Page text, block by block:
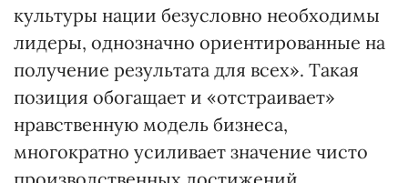
культуры нации безусловно необходимы
лидеры, однозначно ориентированные на
получение результата для всех». Такая
позиция обогащает и «отстраивает»
нравственную модель бизнеса,
многократно усиливает значение чисто